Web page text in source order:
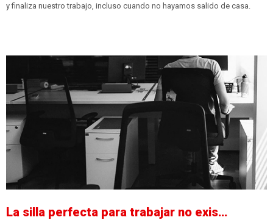
y finaliza nuestro trabajo, incluso cuando no hayamos salido de casa.
La silla perfecta para trabajar no exis…